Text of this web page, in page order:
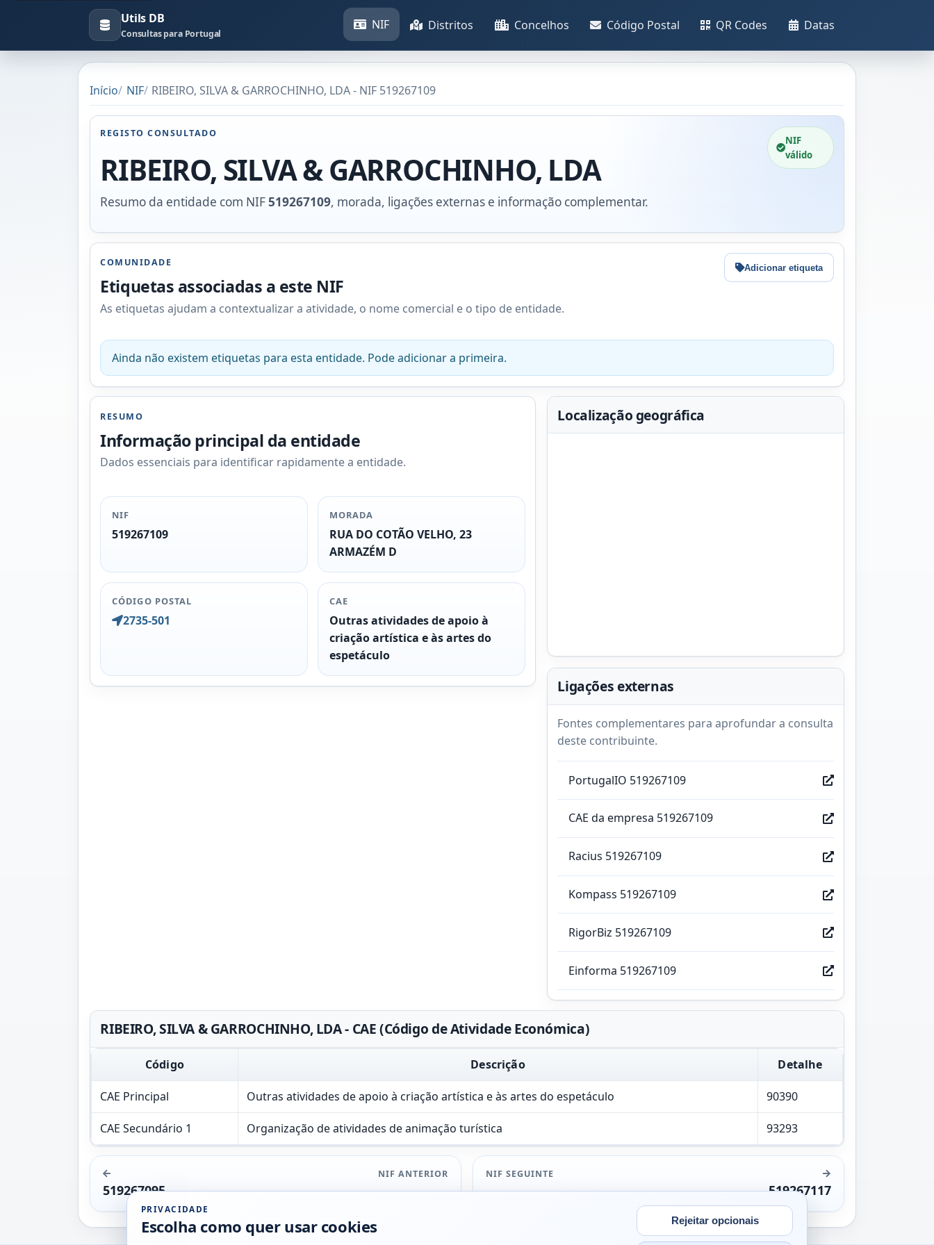
Utils DB
Consultas para Portugal
NIF Distritos Concelhos Código Postal QR Codes Datas
Início NIF RIBEIRO, SILVA & GARROCHINHO, LDA - NIF 519267109
REGISTO CONSULTADO
RIBEIRO, SILVA & GARROCHINHO, LDA
Resumo da entidade com NIF519267109, morada, ligações externas e informação complementar.
NIF
válido
COMUNIDADE
Etiquetas associadas a este NIF
As etiquetas ajudam a contextualizar a atividade, o nome comercial e o tipo de entidade.
Adicionar etiqueta
Ainda não existem etiquetas para esta entidade. Pode adicionar a primeira.
RESUMO
Informação principal da entidade
Dados essenciais para identificar rapidamente a entidade.
NIF
519267109
MORADA
RUA DO COTÃO VELHO, 23
ARMAZÉM D
CÓDIGO POSTAL
2735-501
CAE
Outras atividades de apoio à
criação artística e às artes do
espetáculo
Localização geográfica
Ligações externas
Fontes complementares para aprofundar a consulta
deste contribuinte.
PortugalIO 519267109
CAE da empresa 519267109
Racius 519267109
Kompass 519267109
RigorBiz 519267109
Einforma 519267109
RIBEIRO, SILVA & GARROCHINHO, LDA - CAE (Código de Atividade Económica)
Código Descrição Detalhe
CAE Principal Outras atividades de apoio à criação artística e às artes do espetáculo 90390
CAE Secundário 1 Organização de atividades de animação turística 93293
NIF ANTERIOR
519267095
NIF SEGUINTE
519267117
PRIVACIDADE
Escolha como quer usar cookies Rejeitar opcionais